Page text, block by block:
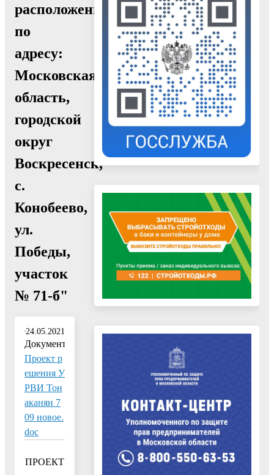
расположенного
по
адресу:
Московская
область,
городской
округ
Воскресенск,
с.
Конобеево,
ул.
Победы,
участок
№ 71-б"
24.05.2021
Документ:
Проект р
ешения У
РВИ Тон
аканян 7
09 новое.
doc
ПРОЕКТ